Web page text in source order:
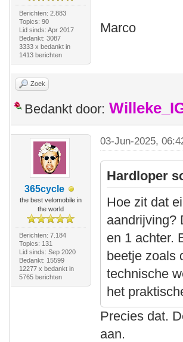
Berichten: 2.883
Topics: 90
Lid sinds: Apr 2017
Bedankt: 3087
3333 x bedankt in
1413 berichten
Marco
Zoek
Bedankt door:
365cycle
the best velomobile in
the world
Berichten: 7.184
Topics: 131
Lid sinds: Sep 2020
Bedankt: 15599
12277 x bedankt in
5765 berichten
03-Jun-2025,
Hardloper
Hoe zit dat
aandrijving?
en 1 achter.
beetje zoals
technische
het
Precies dat.
aan.